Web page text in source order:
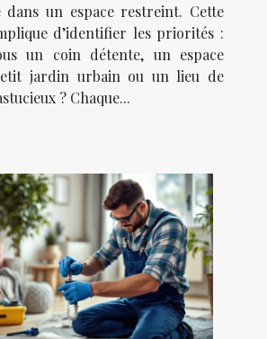
un espace restreint. Cette
d’identifier les priorités :
un coin détente, un espace
jardin urbain ou un lieu de
? Chaque...